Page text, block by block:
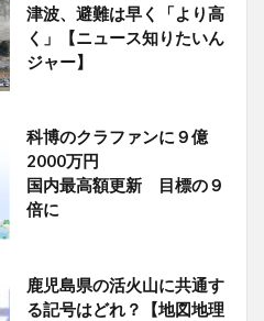
津波、避難は早く「より高
く」【ニュース知りたいん
ジャー】
科博のクラファンに９億
2000万円
国内最高額更新 目標の９
倍に
鹿児島県の活火山に共通す
る記号はどれ？【地図地理